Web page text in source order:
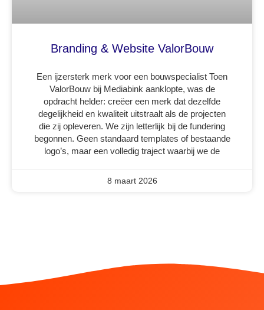
Branding & Website ValorBouw
Een ijzersterk merk voor een bouwspecialist Toen
ValorBouw bij Mediabink aanklopte, was de
opdracht helder: creëer een merk dat dezelfde
degelijkheid en kwaliteit uitstraalt als de projecten
die zij opleveren. We zijn letterlijk bij de fundering
begonnen. Geen standaard templates of bestaande
logo’s, maar een volledig traject waarbij we de
8 maart 2026